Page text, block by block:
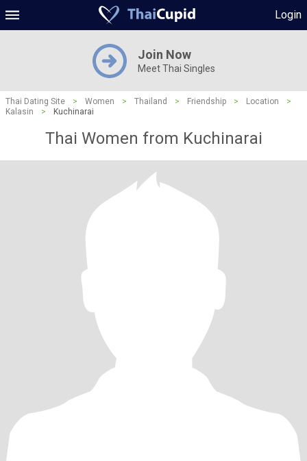
Login
Join Now
Meet Thai Singles
Thai Dating Site > Women > Thailand > Friendship > Location
>
Kalasin
> Kuchinarai
Thai Women from Kuchinarai